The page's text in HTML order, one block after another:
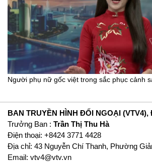
Người phụ nữ gốc việt trong sắc phục cảnh
BAN TRUYỀN HÌNH ĐỐI NGOẠI (VTV4),
Trưởng Ban : Trần Thị Thu Hà
Ðiện thoại: +8424 3771 4428
Địa chỉ: 43 Nguyễn Chí Thanh, Phường
Email: vtv4@vtv.vn